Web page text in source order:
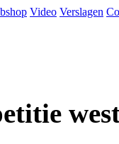
Video Verslagen